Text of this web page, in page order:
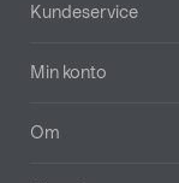
Kundeservice
Min konto
Om